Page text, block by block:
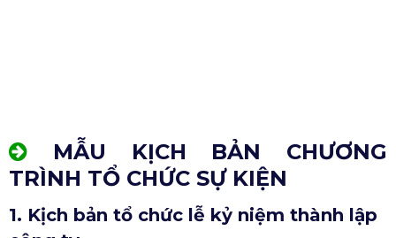
MẪU KỊCH BẢN CHƯƠNG
TRÌNH TỔ CHỨC SỰ KIỆN